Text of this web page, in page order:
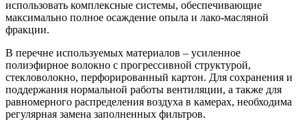
использовать комплексные системы, обеспечивающие
максимально полное осаждение опыла и лако-масляной
фракции.
В перечне используемых материалов – усиленное
полиэфирное волокно с прогрессивной структурой,
стекловолокно, перфорированный картон. Для сохранения и
поддержания нормальной работы вентиляции, а также для
равномерного распределения воздуха в камерах, необходима
регулярная замена заполненных фильтров.